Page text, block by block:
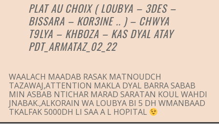
PLAT AU CHOIX ( LOUBYA – 3DES –
BISSARA – KOR3INE .. ) – CHWYA
T9LYA – KHBOZA – KAS DYAL ATAY
PDT_ARMATAZ_02_22
WAALACH MAADAB RASAK MATNOUDCH
TAZAWAJ,ATTENTION MAKLA DYAL BARRA SABAB
MIN ASBAB NTICHAR MARAD SARATAN KOUL WAHDI
JNABAK.,ALKORAIN WA LOUBYA BI 5 DH WMANBAAD
TKALFAK 5000DH LI SAA A L HOPITAL